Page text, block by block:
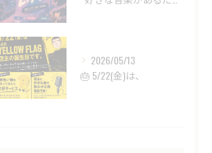
2026/05/13
🎂 5/22(金)は、